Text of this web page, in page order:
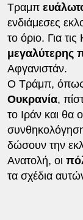
Τραμπ
ενδιάμεσες
το όριο. Για
μεγαλύτερης
Αφγανιστάν.
Ο Τράμπ, όπως
Ουκρανία,
το Ιράν και θα
δώσουν την
Ανατολή, οι
τα σχέδια